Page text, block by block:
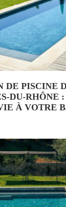
DE PISCINE
DU-RHÔNE :
À VOTRE